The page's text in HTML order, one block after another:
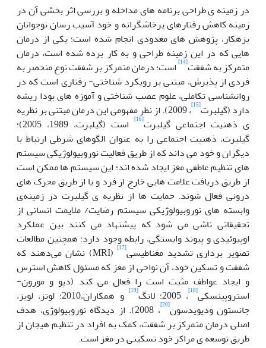
در زمینه ی طراحی برنامه های مداخله و بررسی اثر بخشی آن در
زمینه کاهش رفتارهای پرخاشگرانه و خود آسیب رسان نوجوانان
بزهکار، پژوهش های معدودی انجام شده است؛ یکی از درمان
هایی که در این زمینه طراحی و به کار برده شده است، درمان
متمرکز به شفقت[14]
است؛ درمان متمرکز بر شفقت نوع منحصر به
فردی از پذیرش، مبتنی بر رویکرد شناختی- رفتاری است که در
روانشناسی تکاملی، علوم عصب شناختی و آموزه های بودا ریشه
دارد (گیلبرت[15]
، 2009). از نظر مفهومی این درمان مبتنی بر نظریه
ی ذهنیت اجتماعی گیلبرت[16]
است (گیلبرت، 1989، 2005)؛
گیلبرت، ذهنیت اجتماعی را به عنوان الگوهای شرطی ارتباط با
دیگران و خود می داند که از طریق فعالیت نوروبیولوژیکی سیستم
های تنظیم عاطفی مغز ایجاد شده اند؛ این سیستم ها ممکن است
از طریق دریافت علامت هایی خارج از فرد و یا از طریق محرک های
درونی فعال شوند. حمایت ها از نظریه ی گیلبرت در زمینه‌ی
وابسته های نوروبیولوژیکی سیستم رضایت/ ملایمت انسانی از
تحقیقاتی ناشی می شود که پیشنهاد می کنند بین عملکرد
اوپیوئیدی و پیوند وابستگی، رابطه وجود دارد؛ همچنین مطالعات
تصویر برداری تشدید مغناطیسی[17]
(MRI) نشان می‌دهند که
شفقت و تسکین خود، آن نواحی از مغز که مسئول کاهش استرس
و ایجاد عواطف مثبت است را فعال می کند (دپو و مورون-
استروپینسکی[18] ، 2005؛ لانگ [19]
و همکاران،2010؛ لوتز، لویز،
جانستون ودیویدسون[20]
، 2008). از دیدگاه نوروبیولوژی، هدف
اصلی درمان متمرکز بر شفقت، کمک به افراد در تنظیم هیجان از
طریق توسعه ی مراکز خود تسکینی در مغز است.